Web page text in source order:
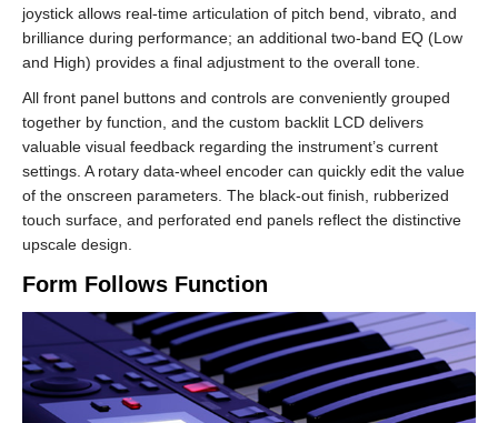
joystick allows real-time articulation of pitch bend, vibrato, and
brilliance during performance; an additional two-band EQ (Low
and High) provides a final adjustment to the overall tone.
All front panel buttons and controls are conveniently grouped
together by function, and the custom backlit LCD delivers
valuable visual feedback regarding the instrument’s current
settings. A rotary data-wheel encoder can quickly edit the value
of the onscreen parameters. The black-out finish, rubberized
touch surface, and perforated end panels reflect the distinctive
upscale design.
Form Follows Function